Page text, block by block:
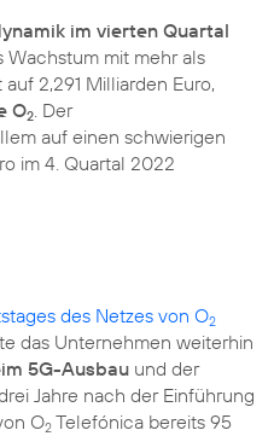
im vierten Quartal
mit mehr als
2,291 Milliarden Euro,
O2 . Der
auf einen schwierigen
im 4. Quartal 2022
des Netzes von O2
das Unternehmen weiterhin
5G-Ausbauund der
Jahre nach der Einführung
O2Telefónica bereits 95